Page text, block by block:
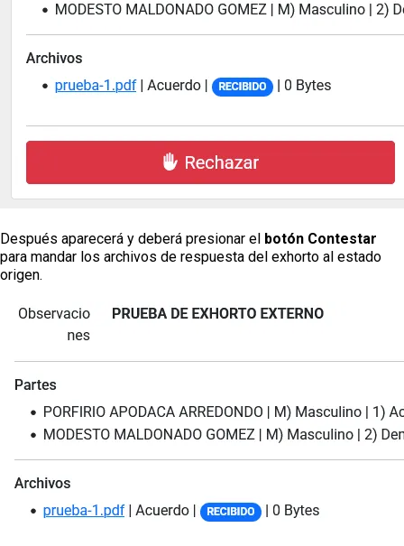
Después aparecerá y deberá presionar el botón Contestar
para mandar los archivos de respuesta del exhorto al estado
origen.